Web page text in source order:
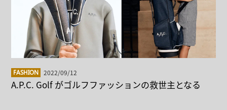
FASHION 2022/09/12
A.P.C. Golf がゴルフファッションの救世主となる